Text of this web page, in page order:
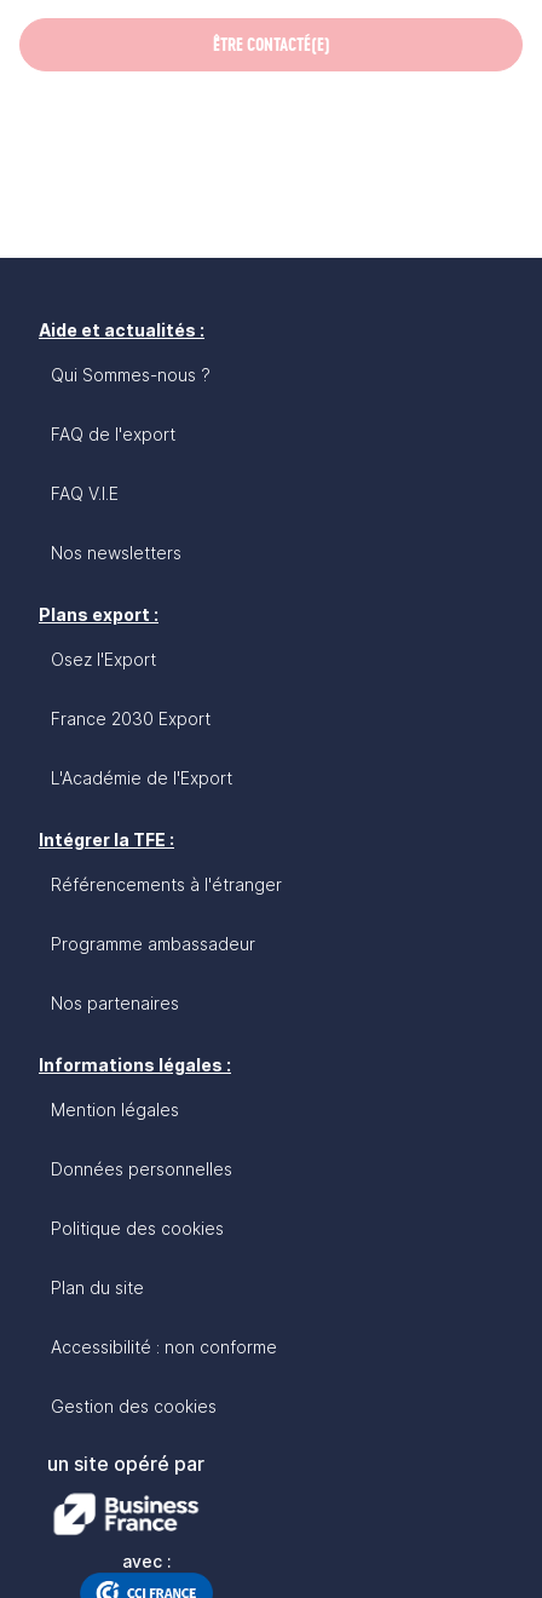
ÊTRE CONTACTÉ(E)
Aide et actualités :
Qui Sommes-nous ?
FAQ de l'export
FAQ V.I.E
Nos newsletters
Plans export :
Osez l'Export
France 2030 Export
L'Académie de l'Export
Intégrer la TFE :
Référencements à l'étranger
Programme ambassadeur
Nos partenaires
Informations légales :
Mention légales
Données personnelles
Politique des cookies
Plan du site
Accessibilité : non conforme
Gestion des cookies
un site opéré par
avec :